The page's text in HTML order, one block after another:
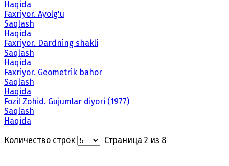
Haqida
Faxriyor. Ayolg'u
Saqlash
Haqida
Faxriyor. Dardning shakli
Saqlash
Haqida
Faxriyor. Geometrik bahor
Saqlash
Haqida
Fozil Zohid. Gujumlar diyori (1977)
Saqlash
Haqida
Количество строк
Страница 2 из 8